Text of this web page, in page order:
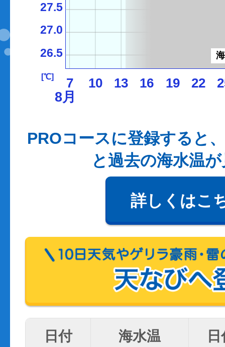
7 10 13 16 19 22
26.5
27.0
27.5
[℃]
8月
PROコースに登録すると
と過去の海水温
詳しくはこ
日付 海水温